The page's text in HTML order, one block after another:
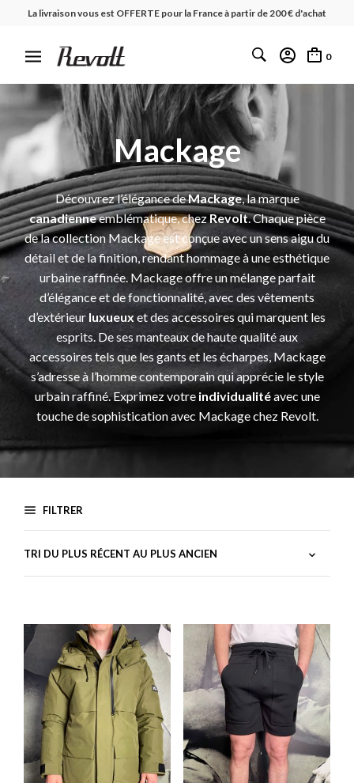
La livraison vous est OFFERTE pour la France à partir de 200 € d'achat
0
Mackage
Découvrez l’élégance deMackage, la marque
canadienneemblématique, chezRevolt. Chaque pièce
de la collection Mackage est conçue avec un sens aigu du
détail et de la finition, rendant hommage à une esthétique
urbaine raffinée. Mackage offre un mélange parfait
d’élégance et de fonctionnalité, avec des vêtements
d’extérieur luxueux et des accessoires qui marquent les
esprits. De ses manteaux de haute qualité aux
accessoires tels que les gants et les écharpes, Mackage
s’adresse à l’homme contemporain qui apprécie le style
urbain raffiné. Exprimez votre individualitéavec une
touche de sophistication avec Mackage chez Revolt.
FILTRER